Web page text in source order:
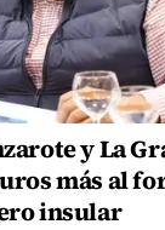
y La
más al
insular